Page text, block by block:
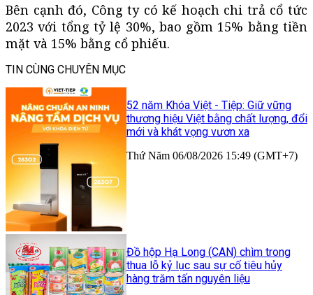
Bên cạnh đó, Công ty có kế hoạch chi trả cổ tức
2023 với tổng tỷ lệ 30%, bao gồm 15% bằng tiền
mặt và 15% bằng cổ phiếu.
TIN CÙNG CHUYÊN MỤC
52 năm Khóa Việt - Tiệp: Giữ vững
thương hiệu Việt bằng chất lượng, đổi
mới và khát vọng vươn xa
Thứ Năm 06/08/2026 15:49 (GMT+7)
Đồ hộp Hạ Long (CAN) chìm trong
thua lỗ kỷ lục sau sự cố tiêu hủy
hàng trăm tấn nguyên liệu